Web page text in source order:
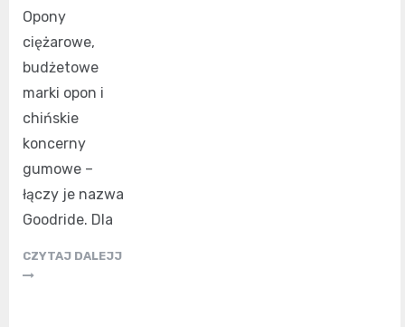
Opony
ciężarowe,
budżetowe
marki opon i
chińskie
koncerny
gumowe –
łączy je nazwa
Goodride. Dla
CZYTAJ DALEJJ